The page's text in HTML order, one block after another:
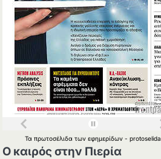
Ταπρωτοσέλιδατωνεφημερίδων-protoselida
Ο καιρός στην Πιερία